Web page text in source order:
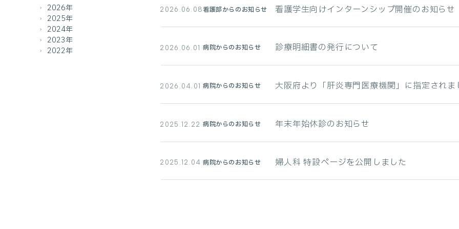
2026年
2025年
2024年
2023年
2022年
2026.06.08 看護部からのお知らせ 看護学生向けインターンシップ開催のお知らせ
2026.06.01 病院からのお知らせ 診療明細書の発行について
2026.04.01 病院からのお知らせ 大阪府より「肝炎専門医療機関」に指定されま
2025.12.22 病院からのお知らせ 年末年始休診のお知らせ
2025.12.04 病院からのお知らせ 婦人科 特設ページを公開しました